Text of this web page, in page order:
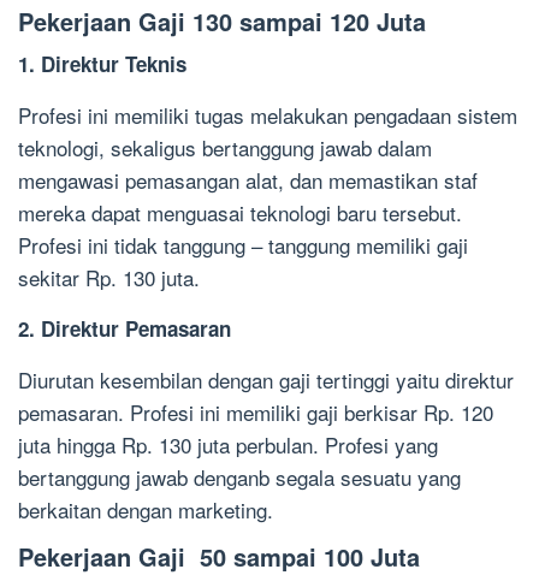
Pekerjaan Gaji 130 sampai 120 Juta
1. Direktur Teknis
Profesi ini memiliki tugas melakukan pengadaan sistem
teknologi, sekaligus bertanggung jawab dalam
mengawasi pemasangan alat, dan memastikan staf
mereka dapat menguasai teknologi baru tersebut.
Profesi ini tidak tanggung – tanggung memiliki gaji
sekitar Rp. 130 juta.
2. Direktur Pemasaran
Diurutan kesembilan dengan gaji tertinggi yaitu direktur
pemasaran. Profesi ini memiliki gaji berkisar Rp. 120
juta hingga Rp. 130 juta perbulan. Profesi yang
bertanggung jawab denganb segala sesuatu yang
berkaitan dengan marketing.
Pekerjaan Gaji 50 sampai 100 Juta